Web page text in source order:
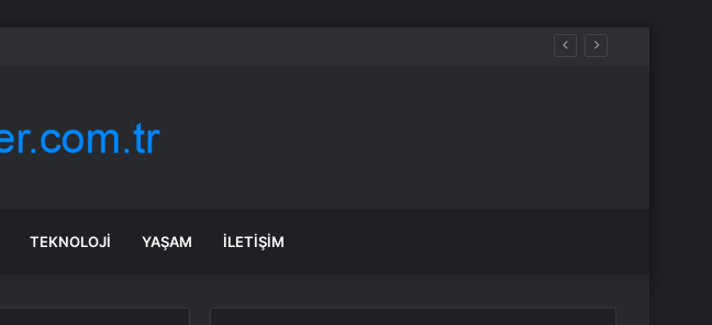
TEKNOLOJI YAŞAM İLETIŞIM